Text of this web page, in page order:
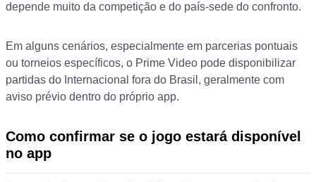
depende muito da competição e do país-sede do confronto.
Em alguns cenários, especialmente em parcerias pontuais
ou torneios específicos, o Prime Video pode disponibilizar
partidas do Internacional fora do Brasil, geralmente com
aviso prévio dentro do próprio app.
Como confirmar se o jogo estará disponível
no app